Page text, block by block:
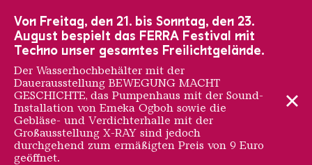
Von Freitag, den 21. bis Sonntag, den 23.
August bespielt das FERRA Festival mit
Techno unser gesamtes Freilichtgelände.
Der Wasserhochbehälter mit der
Dauerausstellung BEWEGUNG MACHT
GESCHICHTE, das Pumpenhaus mit der Sound-
Installation von Emeka Ogboh sowie die
Gebläse- und Verdichterhalle mit der
Großausstellung X-RAY sind jedoch
durchgehend zum ermäßigten Preis von 9 Euro
geöffnet.